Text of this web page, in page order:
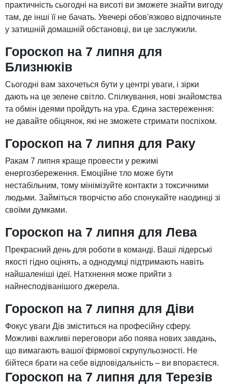
практичність сьогодні на висоті ви зможете знайти вигоду
там, де інші її не бачать. Увечері обов'язково відпочиньте
у затишній домашній обстановці, ви це заслужили.
Гороскоп на 7 липня для
Близнюків
Сьогодні вам захочеться бути у центрі уваги, і зірки
дають на це зелене світло. Спілкування, нові знайомства
та обмін ідеями пройдуть на ура. Єдина застереження:
не давайте обіцянок, які не зможете стримати поспіхом.
Гороскоп на 7 липня для Раку
Ракам 7 липня краще провести у режимі
енергозбереження. Емоційне тло може бути
нестабільним, тому мінімізуйте контакти з токсичними
людьми. Займіться творчістю або спонукайте наодинці зі
своїми думками.
Гороскоп на 7 липня для Лева
Прекрасний день для роботи в команді. Ваші лідерські
якості гідно оцінять, а однодумці підтримають навіть
найшаленіші ідеї. Натхнення може прийти з
найнесподіванішого джерела.
Гороскоп на 7 липня для Діви
Фокус уваги Дів зміститься на професійну сферу.
Можливі важливі переговори або поява нових завдань,
що вимагають вашої фірмової скрупульозності. Не
бійтеся брати на себе відповідальність – ви впораєтеся.
Гороскоп на 7 липня для Терезів